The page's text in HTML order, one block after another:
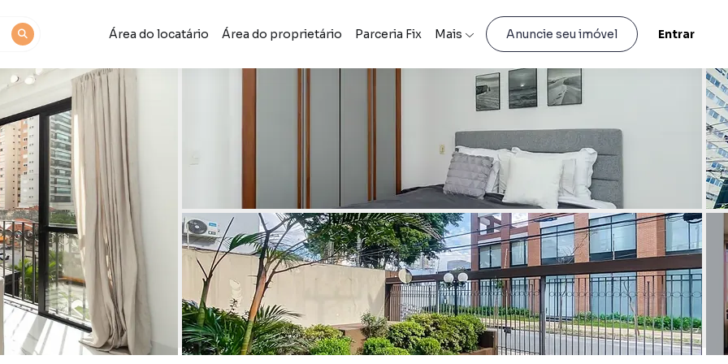
Área do locatário Área do proprietário Parceria Fix Mais Anuncie seu imóvel Entrar